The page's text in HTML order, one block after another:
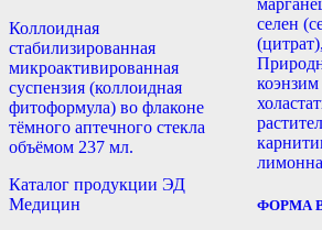
Коллоидная
стабилизированная
микроактивированная
суспензия (коллоидная
фитоформула) во флаконе
тёмного аптечного стекла
объёмом 237 мл.
Каталог продукции ЭД
Медицин
селен
ФОРМА